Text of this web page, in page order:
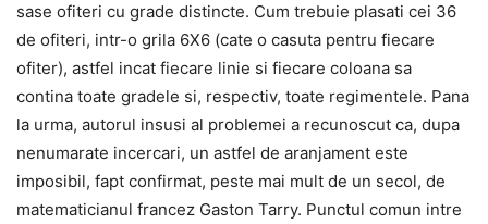
sase ofiteri cu grade distincte. Cum trebuie plasati cei 36
de ofiteri, intr-o grila 6X6 (cate o casuta pentru fiecare
ofiter), astfel incat fiecare linie si fiecare coloana sa
contina toate gradele si, respectiv, toate regimentele. Pana
la urma, autorul insusi al problemei a recunoscut ca, dupa
nenumarate incercari, un astfel de aranjament este
imposibil, fapt confirmat, peste mai mult de un secol, de
matematicianul francez Gaston Tarry. Punctul comun intre